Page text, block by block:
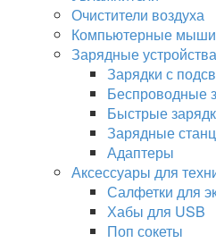
Очистители воздуха
Компьютерные мыши
Зарядные устройства
Зарядки с
Беспроводные
Быстрые
Зарядные
Адаптеры
Аксессуары для
Салфетки для
Хабы для USB
Поп сокеты